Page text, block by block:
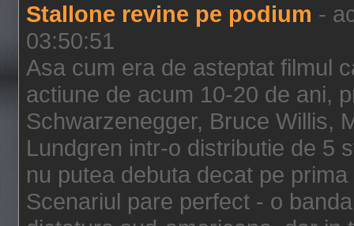
Stallone revine pe podium -
03:50:51
Asa cum era de asteptat filmul
actiune de acum 10-20 de ani,
Schwarzenegger, Bruce Willis,
Lundgren intr-o distributie de 5
nu putea debuta decat pe
Scenariul pare perfect - o